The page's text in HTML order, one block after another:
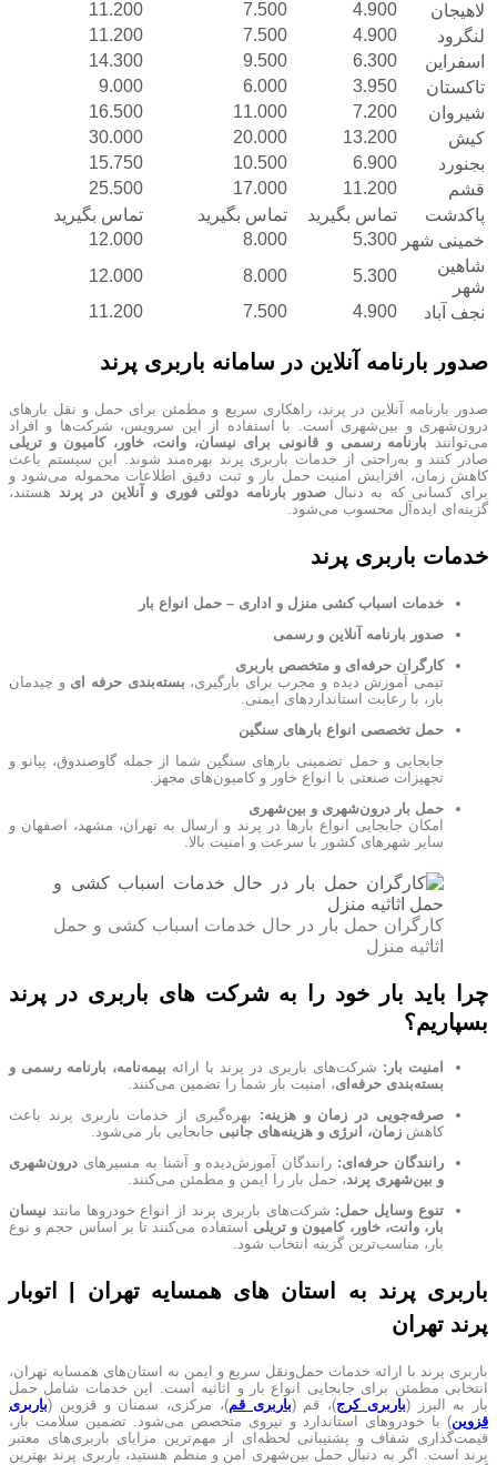
لاهیجان
4.900
7.500
11.200
لنگرود
4.900
7.500
11.200
اسفراین
6.300
9.500
14.300
تاکستان
3.950
6.000
9.000
شیروان
7.200
11.000
16.500
کیش
13.200
20.000
30.000
بجنورد
6.900
10.500
15.750
قشم
11.200
17.000
25.500
پاکدشت
تماس بگیرید تماس بگیرید
تماس بگیرید
خمینی شهر 5.300
8.000
12.000
شاهین
شهر
5.300
8.000
12.000
نجف آباد
4.900
7.500
11.200
صدور بارنامه آنلاین در سامانه باربری پرند
صدور بارنامه آنلاین در پرند، راهکاری سریع و مطمئن برای حمل و نقل بارهای
درون‌شهری و بین‌شهری است. با استفاده از این سرویس، شرکت‌ها و افراد
می‌توانند بارنامه رسمی و قانونی برای نیسان، وانت، خاور، کامیون و تریلی
صادر کنند و به‌راحتی از خدمات باربری پرند بهره‌مند شوند. این سیستم باعث
کاهش زمان، افزایش امنیت حمل بار و ثبت دقیق اطلاعات محموله می‌شود و
برای کسانی که به دنبال صدور بارنامه دولتی فوری و آنلاین در پرند هستند،
گزینه‌ای ایده‌آل محسوب می‌شود.
خدمات باربری پرند
خدمات اسباب کشی منزل و اداری – حمل انواع بار
صدور بارنامه آنلاین و رسمی
کارگران حرفه‌ای و متخصص باربری
تیمی آموزش دیده و مجرب برای بارگیری، بسته‌بندی حرفه ای و چیدمان
بار، با رعایت استانداردهای ایمنی.
حمل تخصصی انواع بارهای سنگین
جابجایی و حمل تضمینی بارهای سنگین شما از جمله گاوصندوق، پیانو و
تجهیزات صنعتی با انواع خاور و کامیون‌های مجهز.
حمل بار درون‌شهری و بین‌شهری
امکان جابجایی انواع بارها در پرند و ارسال به تهران، مشهد، اصفهان و
سایر شهرهای کشور با سرعت و امنیت بالا.
کارگران حمل بار در حال خدمات اسباب کشی و حمل
اثاثیه منزل
چرا باید بار خود را به شرکت های باربری در پرند
بسپاریم؟
امنیت بار: شرکت‌های باربری در پرند با ارائه بیمه‌نامه، بارنامه رسمی و
بسته‌بندی حرفه‌ای، امنیت بار شما را تضمین می‌کنند.
صرفه‌جویی در زمان و هزینه: بهره‌گیری از خدمات باربری پرند باعث
کاهش زمان، انرژی و هزینه‌های جانبی جابجایی بار می‌شود.
رانندگان حرفه‌ای: رانندگان آموزش‌دیده و آشنا به مسیرهای درون‌شهری
و بین‌شهری پرند، حمل بار را ایمن و مطمئن می‌کنند.
تنوع وسایل حمل: شرکت‌های باربری پرند از انواع خودروها مانند نیسان
بار، وانت، خاور، کامیون و تریلی استفاده می‌کنند تا بر اساس حجم و نوع
بار، مناسب‌ترین گزینه انتخاب شود.
باربری پرند به استان های همسایه تهران | اتوبار
پرند تهران
باربری پرند با ارائه خدمات حمل‌ونقل سریع و ایمن به استان‌های همسایه تهران،
انتخابی مطمئن برای جابجایی انواع بار و اثاثیه است. این خدمات شامل حمل
بار به البرز (باربری کرج)، قم (باربری قم)، مرکزی، سمنان و قزوین (باربری
قزوین) با خودروهای استاندارد و نیروی متخصص می‌شود. تضمین سلامت بار،
قیمت‌گذاری شفاف و پشتیبانی لحظه‌ای از مهم‌ترین مزایای باربری‌های معتبر
پرند است. اگر به دنبال حمل بین‌شهری امن و منظم هستید، باربری پرند بهترین